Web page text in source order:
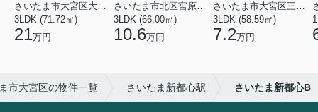
さいたま市大宮区大成町１丁目
3LDK (71.72㎡)
21万円
さいたま市北区宮原町３丁目
3LDK (66.00㎡)
10.6万円
さいたま市大宮区三橋１丁目
3LDK (58.59㎡)
7.2万円
市大宮区の物件一覧 さいたま新都心駅 さいたま新都心B